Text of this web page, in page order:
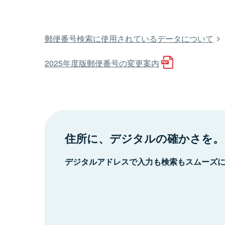
郵便番号検索に使用されているデータについて
2025年度版郵便番号の変更案内
住所に、デジタルの確かさを。
デジタルアドレスで入力も検索もスムーズ